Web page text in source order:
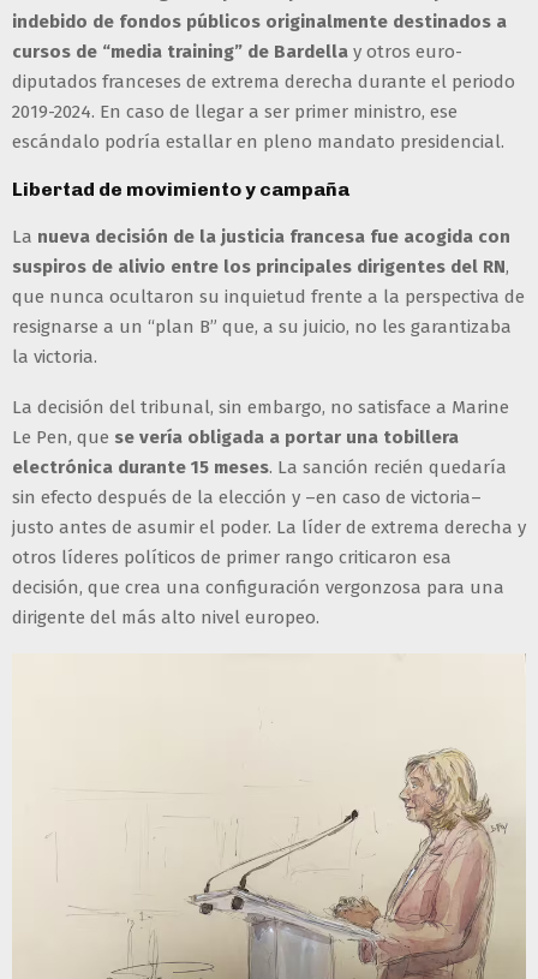
indebido de fondos públicos originalmente destinados a
cursos de “media training” de Bardella y otros euro-
diputados franceses de extrema derecha durante el periodo
2019-2024. En caso de llegar a ser primer ministro, ese
escándalo podría estallar en pleno mandato presidencial.
Libertad de movimiento y campaña
La nueva decisión de la justicia francesa fue acogida con
suspiros de alivio entre los principales dirigentes del RN,
que nunca ocultaron su inquietud frente a la perspectiva de
resignarse a un “plan B” que, a su juicio, no les garantizaba
la victoria.
La decisión del tribunal, sin embargo, no satisface a Marine
Le Pen, que se vería obligada a portar una tobillera
electrónica durante 15 meses. La sanción recién quedaría
sin efecto después de la elección y –en caso de victoria–
justo antes de asumir el poder. La líder de extrema derecha y
otros líderes políticos de primer rango criticaron esa
decisión, que crea una configuración vergonzosa para una
dirigente del más alto nivel europeo.